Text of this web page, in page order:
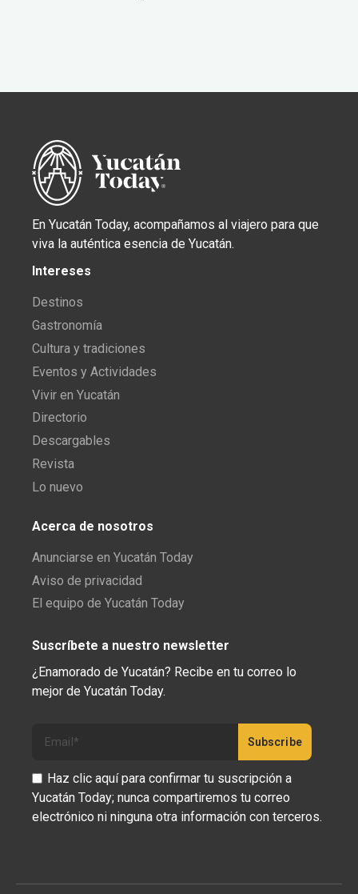
En Yucatán Today, acompañamos al viajero para que
viva la auténtica esencia de Yucatán.
Intereses
Destinos
Gastronomía
Cultura y tradiciones
Eventos y Actividades
Vivir en Yucatán
Directorio
Descargables
Revista
Lo nuevo
Acerca de nosotros
Anunciarse en Yucatán Today
Aviso de privacidad
El equipo de Yucatán Today
Suscríbete a nuestro newsletter
¿Enamorado de Yucatán? Recibe en tu correo lo
mejor de Yucatán Today.
Haz clic aquí para confirmar tu suscripción a
Yucatán Today; nunca compartiremos tu correo
electrónico ni ninguna otra información con terceros.